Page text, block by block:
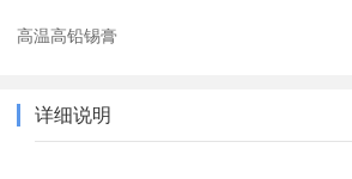
高温高铅锡膏
详细说明